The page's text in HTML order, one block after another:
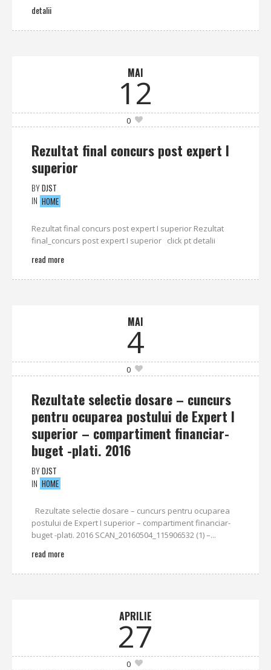
detalii
MAI
12
0
Rezultat final concurs post expert I
superior
BYDJST
IN HOME
Rezultat final concurs post expert I superior Rezultat
final_concurs post expert I superior click pt detalii
read more
MAI
4
0
Rezultate selectie dosare – cuncurs
pentru ocuparea postului de Expert I
superior – compartiment financiar-
buget -plati. 2016
BYDJST
IN HOME
Rezultate selectie dosare – cuncurs pentru ocuparea
postului de Expert I superior – compartiment financiar-
buget -plati. 2016 SCAN_20160504_115906532 (1) –...
read more
APRILIE
27
0